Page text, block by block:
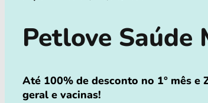
Petlove Saúde
Até 100% de desconto no 1° mês e
geral e vacinas!